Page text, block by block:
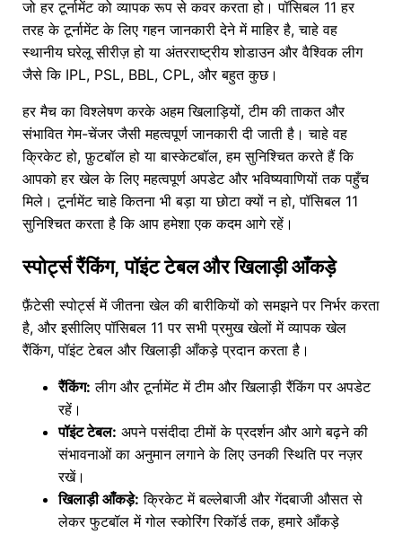
जो हर टूर्नामेंट को व्यापक रूप से कवर करता हो। पॉसिबल 11 हर
तरह के टूर्नामेंट के लिए गहन जानकारी देने में माहिर है, चाहे वह
स्थानीय घरेलू सीरीज़ हो या अंतरराष्ट्रीय शोडाउन और वैश्विक लीग
जैसे कि IPL, PSL, BBL, CPL, और बहुत कुछ।
हर मैच का विश्लेषण करके अहम खिलाड़ियों, टीम की ताकत और
संभावित गेम-चेंजर जैसी महत्वपूर्ण जानकारी दी जाती है। चाहे वह
क्रिकेट हो, फ़ुटबॉल हो या बास्केटबॉल, हम सुनिश्चित करते हैं कि
आपको हर खेल के लिए महत्वपूर्ण अपडेट और भविष्यवाणियों तक पहुँच
मिले। टूर्नामेंट चाहे कितना भी बड़ा या छोटा क्यों न हो, पॉसिबल 11
सुनिश्चित करता है कि आप हमेशा एक कदम आगे रहें।
स्पोर्ट्स रैंकिंग, पॉइंट टेबल और खिलाड़ी आँकड़े
फ़ैंटेसी स्पोर्ट्स में जीतना खेल की बारीकियों को समझने पर निर्भर करता
है, और इसीलिए पॉसिबल 11 पर सभी प्रमुख खेलों में व्यापक खेल
रैंकिंग, पॉइंट टेबल और खिलाड़ी आँकड़े प्रदान करता है।
रैंकिंग: लीग और टूर्नामेंट में टीम और खिलाड़ी रैंकिंग पर अपडेट
रहें।
पॉइंट टेबल: अपने पसंदीदा टीमों के प्रदर्शन और आगे बढ़ने की
संभावनाओं का अनुमान लगाने के लिए उनकी स्थिति पर नज़र
रखें।
खिलाड़ी आँकड़े: क्रिकेट में बल्लेबाजी और गेंदबाजी औसत से
लेकर फुटबॉल में गोल स्कोरिंग रिकॉर्ड तक, हमारे आँकड़े